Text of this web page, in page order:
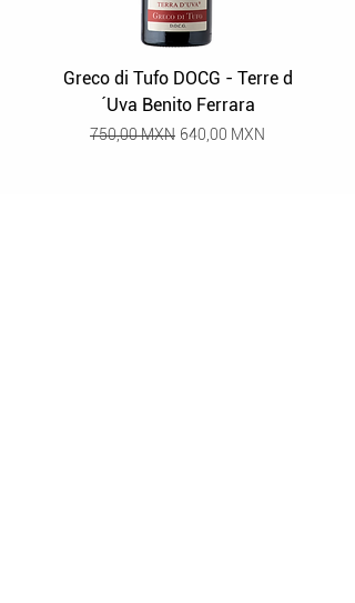
Greco di Tufo DOCG - Terre d
´Uva Benito Ferrara
Precio
750,00 MXN Precio de oferta
640,00 MXN